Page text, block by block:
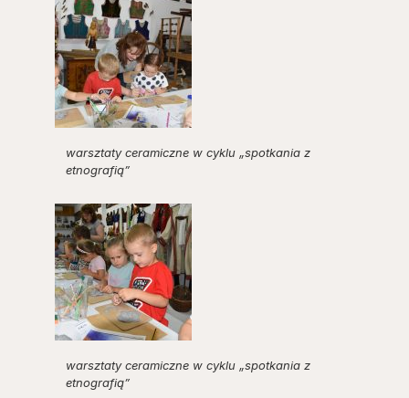
warsztaty ceramiczne w cyklu „spotkania z
etnografią”
warsztaty ceramiczne w cyklu „spotkania z
etnografią”